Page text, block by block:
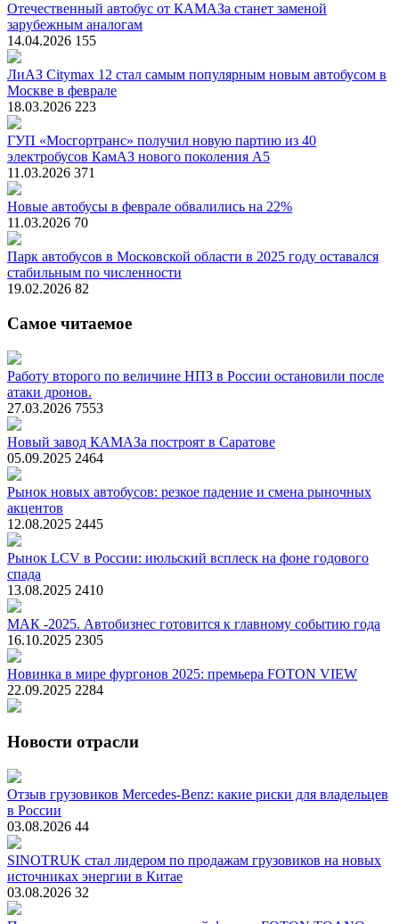
Отечественный автобус от КАМАЗа станет заменой
зарубежным аналогам
14.04.2026 155
ЛиАЗ Citymax 12 стал самым популярным новым автобусом в
Москве в феврале
18.03.2026 223
ГУП «Мосгортранс» получил новую партию из 40
электробусов КамАЗ нового поколения А5
11.03.2026 371
Новые автобусы в феврале обвалились на 22%
11.03.2026 70
Парк автобусов в Московской области в 2025 году оставался
стабильным по численности
19.02.2026 82
Самое читаемое
Работу второго по величине НПЗ в России остановили после
атаки дронов.
27.03.2026 7553
Новый завод КАМАЗа построят в Саратове
05.09.2025 2464
Рынок новых автобусов: резкое падение и смена рыночных
акцентов
12.08.2025 2445
Рынок LCV в России: июльский всплеск на фоне годового
спада
13.08.2025 2410
МАК -2025. Автобизнес готовится к главному событию года
16.10.2025 2305
Новинка в мире фургонов 2025: премьера FOTON VIEW
22.09.2025 2284
Новости отрасли
Отзыв грузовиков Mercedes-Benz: какие риски для владельцев
в России
03.08.2026 44
SINOTRUK стал лидером по продажам грузовиков на новых
источниках энергии в Китае
03.08.2026 32